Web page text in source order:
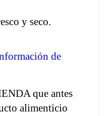
y seco.
de
que antes
alimenticio